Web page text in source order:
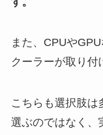
また、CPUや
クーラーが取り付
こちらも選択肢は
選ぶのではなく、